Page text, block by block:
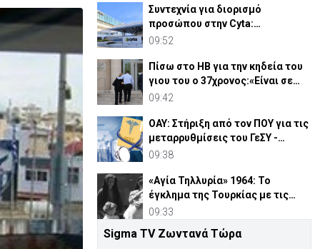
Συντεχνία για διορισμό
προσώπου στην Cyta:
«Περίπτωση σύγκρουσης
09:52
Πίσω στο ΗΒ για την κηδεία του
γιου του ο 37χρονος:«Είναι σε
άσχημη κατάσταση»
09:42
ΟΑΥ: Στήριξη από τον ΠΟΥ για τις
μεταρρυθμίσεις του ΓεΣΥ -
Θετική η αποτίμηση
09:38
«Αγία Τηλλυρία» 1964: Το
έγκλημα της Τουρκίας με τις
βόμβες ναπάλμ (ΒΙΝΤΕΟ)
09:33
ALEPOU & LAGOS: Η άγρια
Sigma TV Ζωντανά Τώρα